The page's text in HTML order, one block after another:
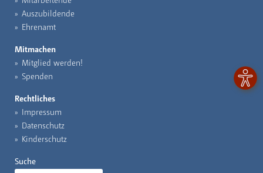
Auszubildende
Ehrenamt
Mitmachen
Mitglied werden!
Spenden
Rechtliches
Impressum
Datenschutz
Kinderschutz
Suche